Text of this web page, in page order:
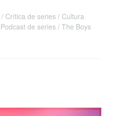
Crítica de series
Cultura
Podcast de series The Boys